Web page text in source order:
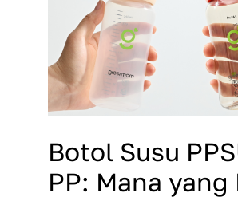
Botol Susu
PP: Mana yang